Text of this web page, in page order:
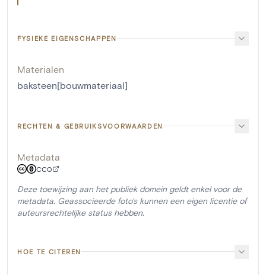
FYSIEKE EIGENSCHAPPEN
Materialen
baksteen[bouwmateriaal]
RECHTEN & GEBRUIKSVOORWAARDEN
Metadata
CC0
Deze toewijzing aan het publiek domein geldt enkel voor de
metadata. Geassocieerde foto's kunnen een eigen licentie of
auteursrechtelijke status hebben.
HOE TE CITEREN